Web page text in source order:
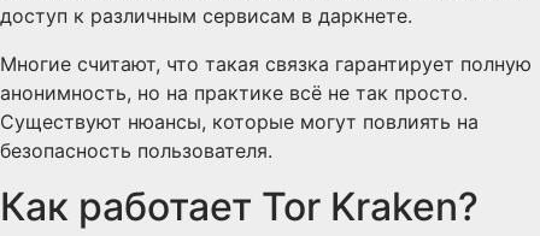
доступ к различным сервисам в даркнете.
Многие считают, что такая связка гарантирует полную
анонимность, но на практике всё не так просто.
Существуют нюансы, которые могут повлиять на
безопасность пользователя.
Как работает Tor Kraken?